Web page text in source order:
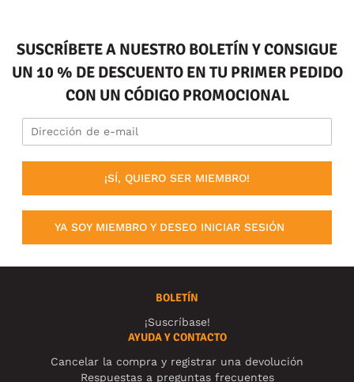
SUSCRÍBETE A NUESTRO BOLETÍN Y CONSIGUE
UN 10 % DE DESCUENTO EN TU PRIMER PEDIDO
CON UN CÓDIGO PROMOCIONAL
¡SÍ, QUIERO SER MIEMBRO!
YA SOY MIEMBRO Y DESEO INICIAR SESIÓN
BOLETÍN
¡Suscríbase!
AYUDA Y CONTACTO
Cancelar la compra y registrar una devolución
Respuestas a preguntas frecuentes